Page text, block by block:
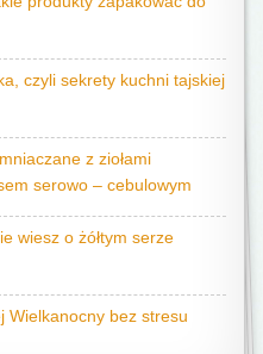
czyli sekrety kuchni tajskiej
z ziołami
serowo – cebulowym
wiesz o żółtym serze
Wielkanocny bez stresu